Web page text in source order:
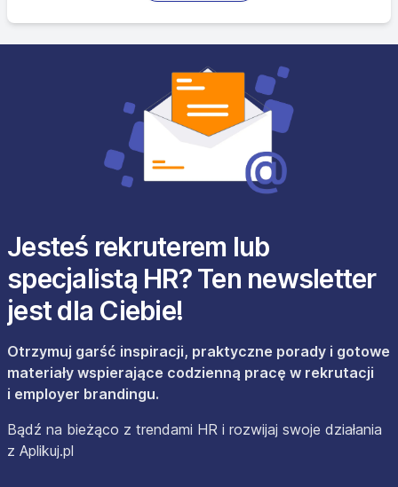
Jesteś rekruterem lub
specjalistą HR? Ten newsletter
jest dla Ciebie!
Otrzymuj garść inspiracji, praktyczne porady i gotowe
materiały wspierające codzienną pracę w rekrutacji
i employer brandingu.
Bądź na bieżąco z trendami HR i rozwijaj swoje działania
z Aplikuj.pl